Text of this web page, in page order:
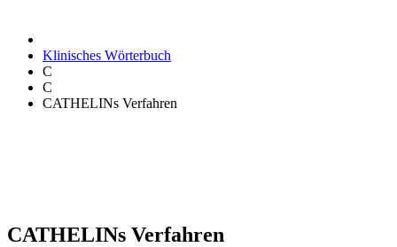
Klinisches Wörterbuch
C
C
CATHELINs Verfahren
CATHELINs Verfahren